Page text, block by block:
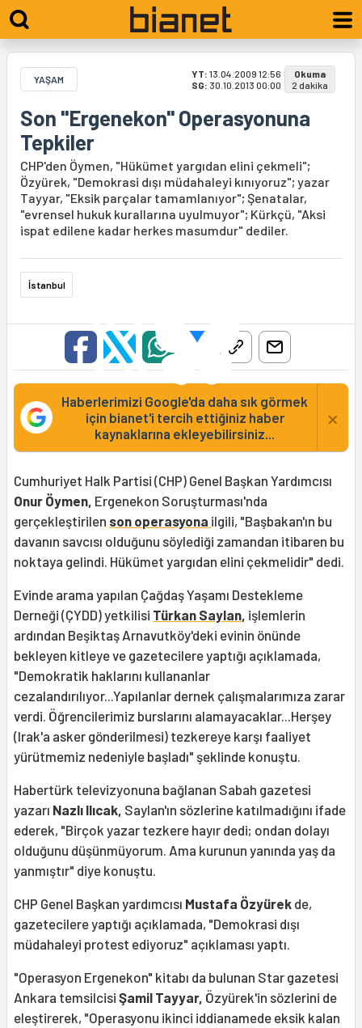
YAŞAM YT: 13.04.2009 12:56
SG: 30.10.2013 00:00
Okuma
2 dakika
Son "Ergenekon" Operasyonuna
Tepkiler
CHP'den Öymen, "Hükümet yargıdan elini çekmeli";
Özyürek, "Demokrasi dışı müdahaleyi kınıyoruz"; yazar
Tayyar, "Eksik parçalar tamamlanıyor"; Şenatalar,
"evrensel hukuk kurallarına uyulmuyor"; Kürkçü, "Aksi
ispat edilene kadar herkes masumdur" dediler.
İstanbul
Haberlerimizi Google'da daha sık görmek
için bianet'i tercih ettiğiniz haber
kaynaklarına ekleyebilirsiniz...
×
Cumhuriyet Halk Partisi (CHP) Genel Başkan Yardımcısı
Onur Öymen, Ergenekon Soruşturması'nda
gerçekleştirilen son operasyona ilgili, "Başbakan'ın bu
davanın savcısı olduğunu söylediği zamandan itibaren bu
noktaya gelindi. Hükümet yargıdan elini çekmelidir" dedi.
Evinde arama yapılan Çağdaş Yaşamı Destekleme
Derneği (ÇYDD) yetkilisi Türkan Saylan, işlemlerin
ardından Beşiktaş Arnavutköy'deki evinin önünde
bekleyen kitleye ve gazetecilere yaptığı açıklamada,
"Demokratik haklarını kullananlar
cezalandırılıyor...Yapılanlar dernek çalışmalarımıza zarar
verdi. Öğrencilerimiz burslarını alamayacaklar...Herşey
(Irak'a asker gönderilmesi) tezkereye karşı faaliyet
yürütmemiz nedeniyle başladı" şeklinde konuştu.
Habertürk televizyonuna bağlanan Sabah gazetesi
yazarı Nazlı Ilıcak, Saylan'ın sözlerine katılmadığını ifade
ederek, "Birçok yazar tezkere hayır dedi; ondan dolayı
olduğunu düşünmüyorum. Ama kurunun yanında yaş da
yanmıştır" diye konuştu.
CHP Genel Başkan yardımcısı Mustafa Özyürek de,
gazetecilere yaptığı açıklamada, "Demokrasi dışı
müdahaleyi protest ediyoruz" açıklaması yaptı.
"Operasyon Ergenekon" kitabı da bulunan Star gazetesi
Ankara temsilcisi Şamil Tayyar, Özyürek'in sözlerini de
eleştirerek, "Operasyonu ikinci iddianamede eksik kalan